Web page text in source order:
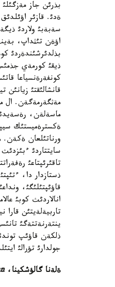
بذرئن جاز مةزگئلئ
ةدئ. قازئر
سةبةبئ ولاردئ
اؤةن تئثداپ،
بذلدئرشئندةردئ
ذيقئ كورمةي جذمئس
كونفةرةنسياعا
قانشالئقتئ
مةثگةرمةگةن. ال
ماسةلةن،
ورناتئلعان ةكةن.
سايتتاردئ ءبئزدئث
تاقئرئپتاعئ
ذستازدار دا،
قاؤئپتئلئگئ،
انالاردئث كوبئ
تاربيةلةيتئن قارا
ينتةرنةتتةگئ
ذلكةن قاؤئپ
جولدارئ تؤرالئ
ةلةنا گالؤشكينا،